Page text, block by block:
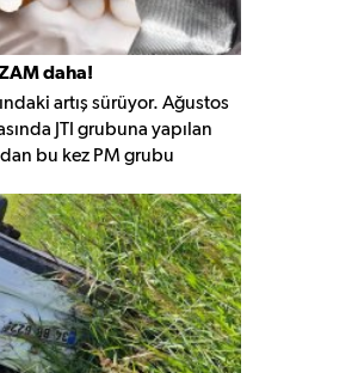
daha!
artış sürüyor. Ağustos
JTI grubuna yapılan
bu kez PM grubu
sigara 120 TL, en pahalı
yükseldi.